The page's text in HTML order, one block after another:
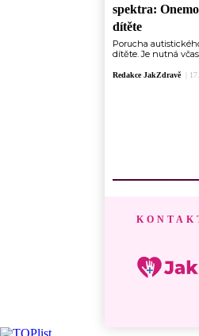
spektra:
dítěte
Porucha
dítěte. Je nutná
Redakce JakZdravě